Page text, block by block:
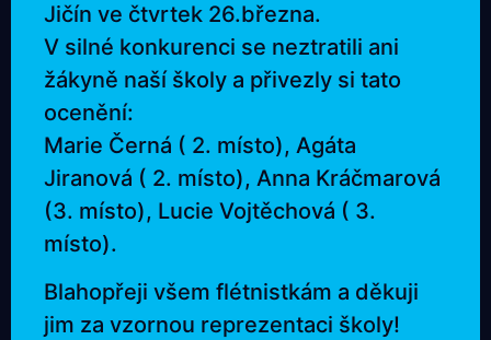
Jičín ve čtvrtek 26.března.
V silné konkurenci se neztratili ani
žákyně naší školy a přivezly si tato
ocenění:
Marie Černá ( 2. místo), Agáta
Jiranová ( 2. místo), Anna Kráčmarová
(3. místo), Lucie Vojtěchová ( 3.
místo).
Blahopřeji všem flétnistkám a děkuji
jim za vzornou reprezentaci školy!